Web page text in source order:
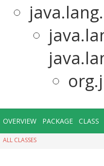
java.lang.
OVERVIEW PACKAGE CLASS
ALL CLASSES